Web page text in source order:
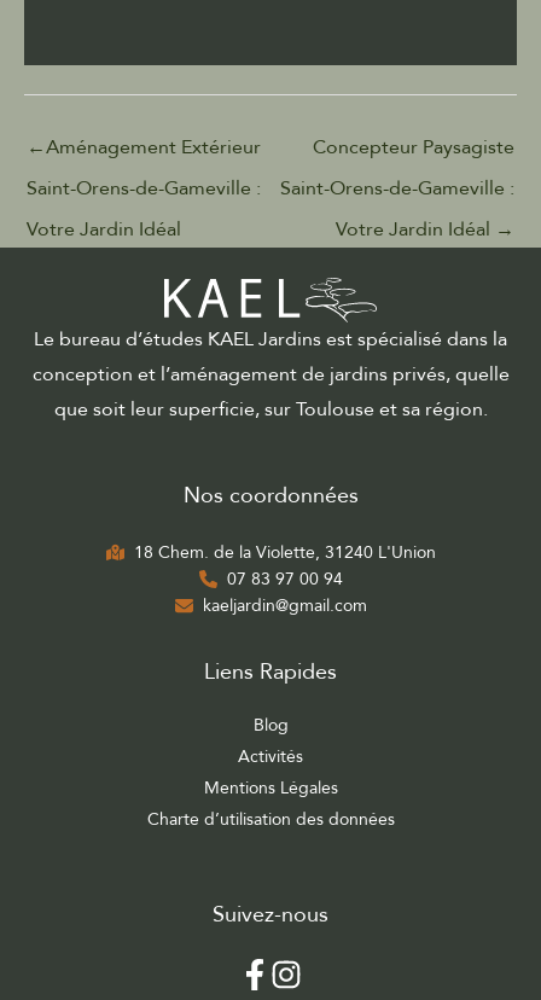
←Aménagement Extérieur
Saint-Orens-de-Gameville :
Votre Jardin Idéal
Concepteur Paysagiste
Saint-Orens-de-Gameville :
Votre Jardin Idéal →
Le bureau d’études KAEL Jardins est spécialisé dans la
conception et l’aménagement de jardins privés, quelle
que soit leur superficie, sur Toulouse et sa région.
Nos coordonnées
18 Chem. de la Violette, 31240 L'Union
07 83 97 00 94
kaeljardin@gmail.com
Liens Rapides
Blog
Activités
Mentions Légales
Charte d’utilisation des données
Suivez-nous